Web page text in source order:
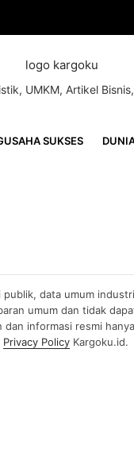
UMKM, Artikel
SUKSES
data umum
umum dan tidak
dan informasi resmi
Privacy Policy Kargoku.id.